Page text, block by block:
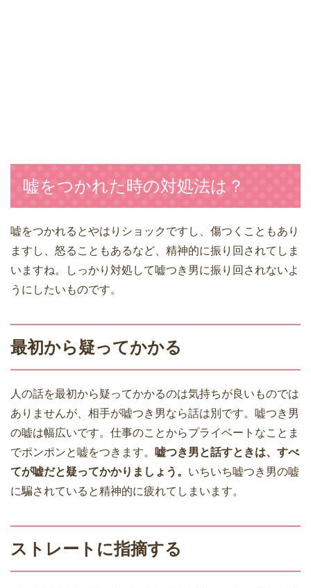
嘘をつかれた時の対処法は？
嘘をつかれるとやはりショックですし、傷つくこともあり
ますし、怒ることもあるなど、精神的に振り回されてしま
いますね。しっかり対処して嘘つき男に振り回されないよ
うにしたいものです。
最初から疑ってかかる
人の話を最初から疑ってかかるのは気持ちが良いものでは
ありませんが、相手が嘘つき男なら話は別です。嘘つき男
の嘘は幅広いです。仕事のことからプライベートなことま
でポンポンと嘘をつきます。
嘘つき男と話すときは、すべ
てが嘘だと疑ってかかりましょう。 いちいち嘘つき男の嘘
に騙されていると精神的に疲れてしまいます。
ストレートに指摘する